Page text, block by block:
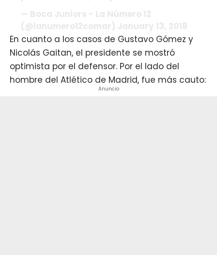
En cuanto a los casos de Gustavo Gómez y
Nicolás Gaitan, el presidente se mostró
optimista por el defensor. Por el lado del
hombre del Atlético de Madrid, fue más cauto:
Anuncio